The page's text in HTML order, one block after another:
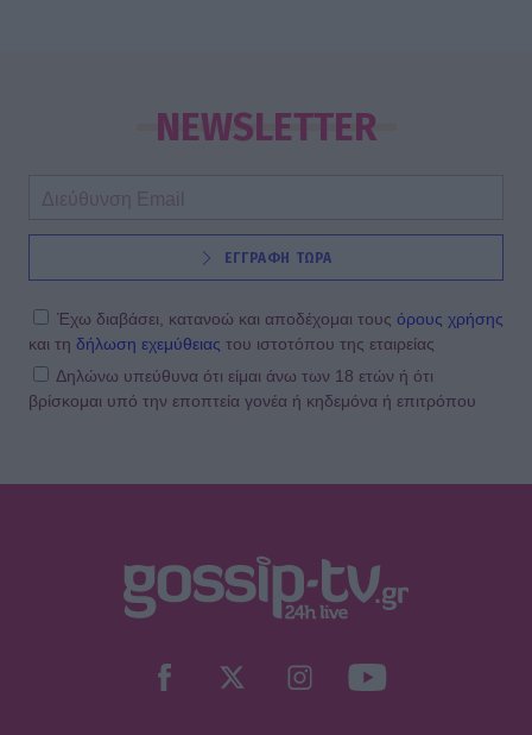
NEWSLETTER
ΕΓΓΡΑΦΗ ΤΩΡΑ
Έχω διαβάσει, κατανοώ και αποδέχομαι τους όρους χρήσης
και τη δήλωση εχεμύθειας του ιστοτόπου της εταιρείας
Δηλώνω υπεύθυνα ότι είμαι άνω των 18 ετών ή ότι
βρίσκομαι υπό την εποπτεία γονέα ή κηδεμόνα ή επιτρόπου